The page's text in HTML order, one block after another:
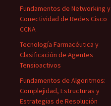
Fundamentos de Networking y
Conectividad de Redes Cisco
CCNA
Tecnología Farmacéutica y
Clasificación de Agentes
Tensioactivos
Fundamentos de Algoritmos:
Complejidad, Estructuras y
Estrategias de Resolución